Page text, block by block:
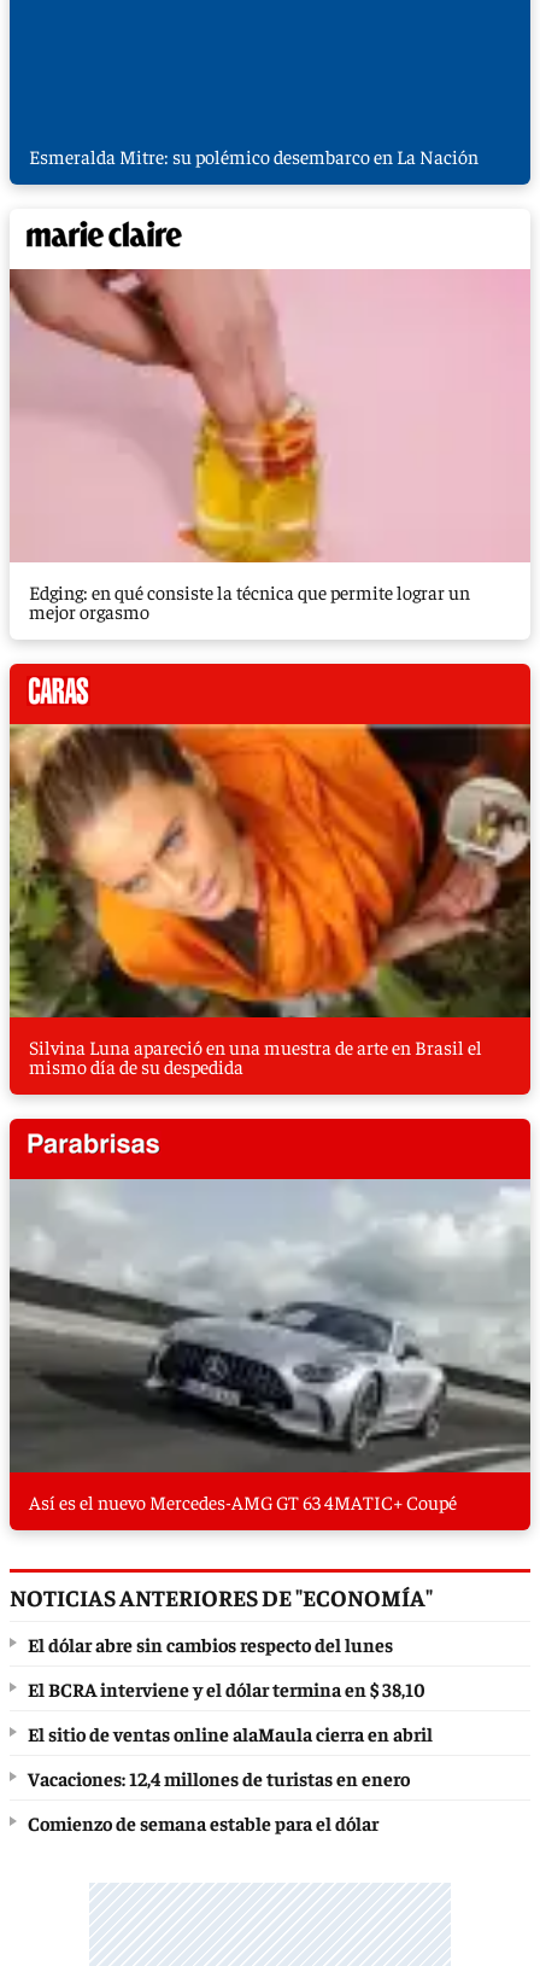
Esmeralda Mitre: su polémico desembarco en La Nación
Edging: en qué consiste la técnica que permite lograr un
mejor orgasmo
Silvina Luna apareció en una muestra de arte en Brasil el
mismo día de su despedida
Así es el nuevo Mercedes-AMG GT 63 4MATIC+ Coupé
NOTICIAS ANTERIORES DE "ECONOMÍA"
El dólar abre sin cambios respecto del lunes
El BCRA interviene y el dólar termina en $ 38,10
El sitio de ventas online alaMaula cierra en abril
Vacaciones: 12,4 millones de turistas en enero
Comienzo de semana estable para el dólar